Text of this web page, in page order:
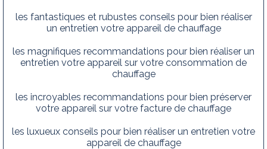
les fantastiques et rubustes conseils pour bien réaliser
un entretien votre appareil de chauffage
les magnifiques recommandations pour bien réaliser un
entretien votre appareil sur votre consommation de
chauffage
les incroyables recommandations pour bien préserver
votre appareil sur votre facture de chauffage
les luxueux conseils pour bien réaliser un entretien votre
appareil de chauffage